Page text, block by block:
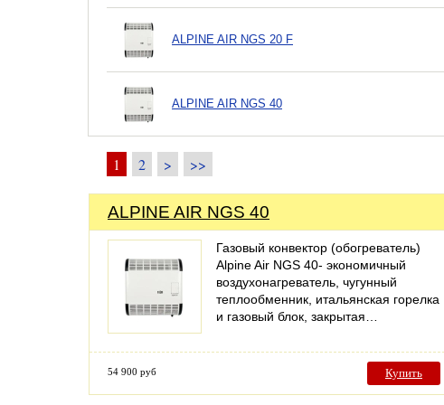
ALPINE AIR NGS 20 F
ALPINE AIR NGS 40
1 2 > >>
ALPINE AIR NGS 40
Газовый конвектор (обогреватель)
Alpine Air NGS 40- экономичный
воздухонагреватель, чугунный
теплообменник, итальянская горелка
и газовый блок, закрытая…
54 900 руб Купить